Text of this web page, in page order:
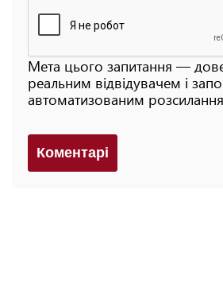
Мета цього запитання —
реальним відвідувачем і
автоматизованим
Коментарi